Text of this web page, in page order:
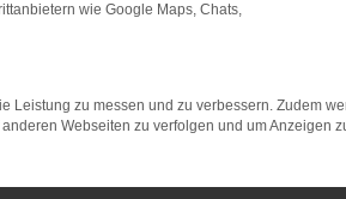
wie Google Maps, Chats,
Leistung zu messen und zu verbessern. Zudem
Webseiten zu verfolgen und um Anzeigen